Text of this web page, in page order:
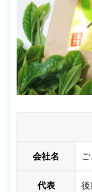
会社名
代表 後